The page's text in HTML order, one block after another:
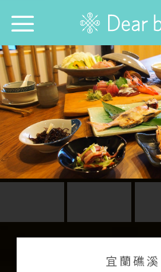
トップページ
防疫優良店
誰と行きたい？
どこに行きたい？
今週の特集
宜蘭礁溪